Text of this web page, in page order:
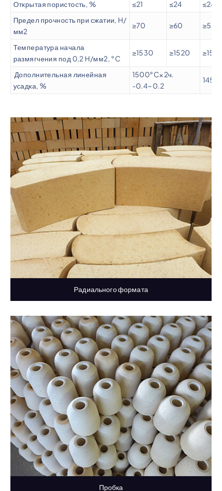
Открытая пористость, % ≤21 ≤24
≤24
Предел прочность при сжатии, H/
мм2
≥70 ≥60 ≥55
Температура начала
размягчения под 0,2 H/мм2, °C
≥1530 ≥1520 ≥1510
Дополнительная линейная
усадка, %
1500°C×2ч.
-0.4~0.2
Радиального формата
Пробка